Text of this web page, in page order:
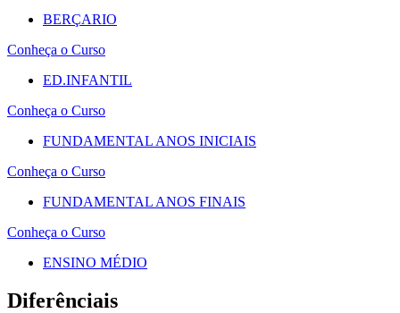
BERÇARIO
Conheça o Curso
ED.INFANTIL
Conheça o Curso
FUNDAMENTAL ANOS INICIAIS
Conheça o Curso
FUNDAMENTAL ANOS FINAIS
Conheça o Curso
ENSINO MÉDIO
Diferênciais